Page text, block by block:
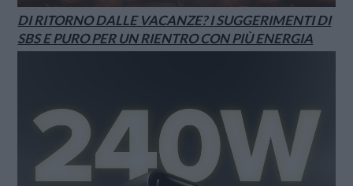
DI RITORNO DALLE VACANZE? I SUGGERIMENTI DI
SBS E PURO PER UN RIENTRO CON PIÙ ENERGIA